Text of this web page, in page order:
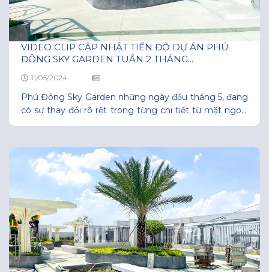
VIDEO CLIP CẬP NHẬT TIẾN ĐỘ DỰ ÁN PHÚ
ĐÔNG SKY GARDEN TUẦN 2 THÁNG...
11/05/2024
Phú Đông Sky Garden những ngày đầu tháng 5, đang
có sự thay đổi rõ rệt trong từng chi tiết từ mặt ngoài
của tòa nhà, hệ thống đèn chiếu sáng, sân thượng
thầu, kỹ sư, công nhân hoàn thiện nhanh chóng. Từ